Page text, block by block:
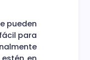
pueden
para